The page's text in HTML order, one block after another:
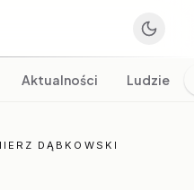
Aktualności Ludzie
DĄBKOWSKI